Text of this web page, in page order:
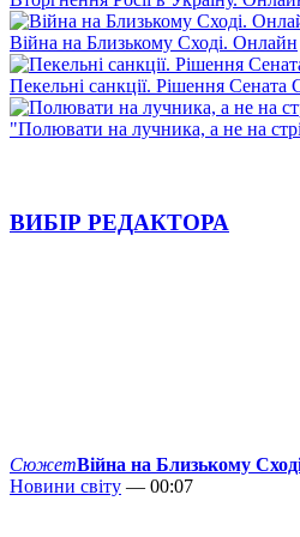
Війна на Близькому Сході. Онлайн
Пекельні санкції. Рішення
"Полювати на лучника, а не на
ВИБІР РЕДАКТОРА
СюжетВійна на Близькому
Новини світу — 00:07